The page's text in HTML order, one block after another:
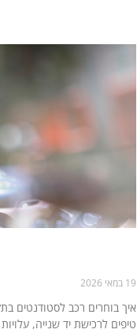
19 במאי 2026
איך בוחרים רכב לסטודנטים
טיפים לרכישת יד שנייה,